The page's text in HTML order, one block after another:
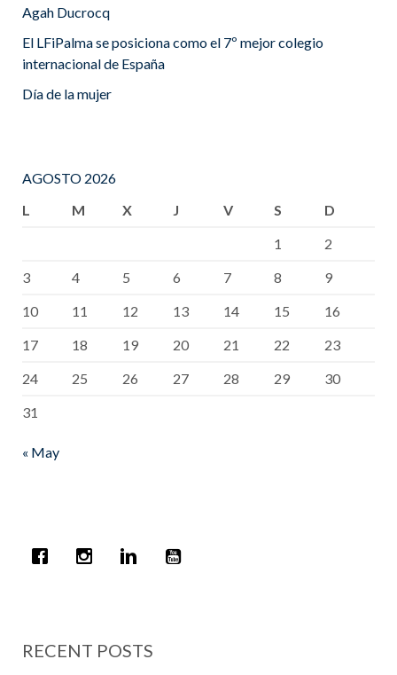
Agah Ducrocq
El LFiPalma se posiciona como el 7º mejor colegio
internacional de España
Día de la mujer
AGOSTO 2026
L
M X J V S
D
1
2
3
4 5 6 7 8
9
10
11 12 13 14 15
16
17
18 19 20 21 22
23
24
25 26 27 28 29
30
31
« May
RECENT POSTS